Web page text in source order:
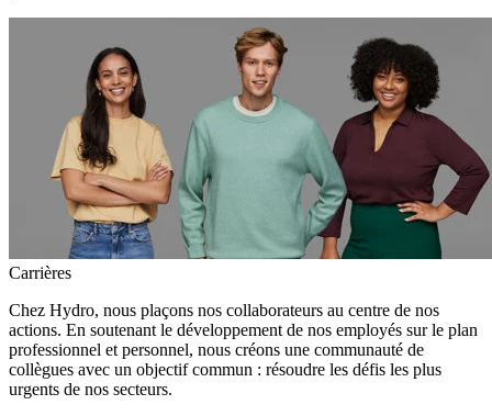
Carrières
Chez Hydro, nous plaçons nos collaborateurs au centre de nos
actions. En soutenant le développement de nos employés sur le plan
professionnel et personnel, nous créons une communauté de
collègues avec un objectif commun : résoudre les défis les plus
urgents de nos secteurs.